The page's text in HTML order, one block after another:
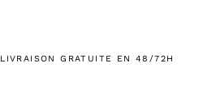
LIVRAISON GRATUITE EN 48/72H